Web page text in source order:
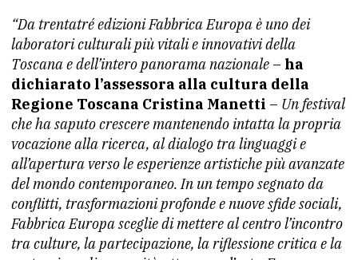
“Da trentatré edizioni Fabbrica Europa è uno dei
laboratori culturali più vitali e innovativi della
Toscana e dell’intero panorama nazionale – ha
dichiarato l’assessora alla cultura della
Regione Toscana Cristina Manetti – Un festival
che ha saputo crescere mantenendo intatta la propria
vocazione alla ricerca, al dialogo tra linguaggi e
all’apertura verso le esperienze artistiche più avanzate
del mondo contemporaneo. In un tempo segnato da
conflitti, trasformazioni profonde e nuove sfide sociali,
Fabbrica Europa sceglie di mettere al centro l’incontro
tra culture, la partecipazione, la riflessione critica e la